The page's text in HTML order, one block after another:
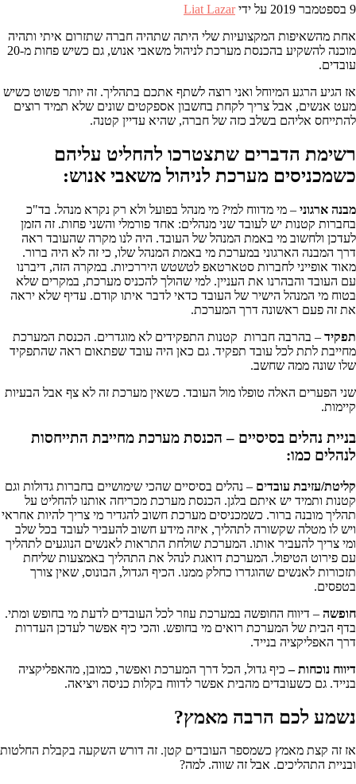
9 בספטמבר 2019 על ידיLiat Lazar
אחת מהשאיפות המקצועיות שלי היתה שתהיה חברה שתזרום איתי ותהיה
מוכנה להשקיע בהכנסת מערכת לניהול משאבי אנוש, גם כשיש פחות מ-20
עובדים.
אז הגיע הרגע המיוחל ואני רוצה לשתף אתכם בתהליך. זה יותר פשוט כשיש
מעט אנשים, אבל צריך לקחת בחשבון אספקטים שונים שלא תמיד רוצים
להתייחס אליהם בשלב כזה של חברה, שהיא עדיין קטנה.
רשימת הדברים שתצטרכו להחליט עליהם
כשמכניסים מערכת לניהול משאבי אנוש:
מבנה ארגוני – מי מדווח למי? מי מנהל בפועל ולא רק נקרא מנהל. בד"כ
בחברות קטנות יש לעובד שני מנהלים: אחד פורמלי והשני פחות. זה הזמן
לעדכן ולחשוב מי באמת המנהל של העובד. היה לנו מקרה שהעובד ראה
דרך המבנה הארגוני במערכת מי באמת המנהל שלו, כי זה לא היה ברור.
מאוד אופייני לחברות סטארטאפ לטשטש היררכיות. במקרה הזה, דיברנו
עם העובד והבהרנו את העניין. למי שהולך להכניס מערכת, במקרים שלא
בטוח מי המנהל הישיר של העובד כדאי לדבר איתו קודם. עדיף שלא יראה
את זה פעם ראשונה דרך המערכת.
תפקיד – בהרבה חברות קטנות התפקידים לא מוגדרים. הכנסת המערכת
מחייבת לתת לכל עובד תפקיד. גם כאן היה עובד שפתאום ראה שהתפקיד
שלו שונה ממה שחשב.
שני הפערים האלה טופלו מול העובד. כשאין מערכת זה לא צף אבל הבעיות
קיימות.
בניית נהלים בסיסיים – הכנסת מערכת מחייבת התייחסות
לנהלים כמו:
קליטת/עזיבת עובדים – נהלים בסיסיים שהכי שימושיים בחברות גדולות וגם
קטנות ותמיד יש איתם בלגן. הכנסת מערכת מכריחה אותנו להחליט על
תהליך מובנה ברור. כשמכניסים מערכת חשוב להגדיר מי צריך להיות אחראי
ויש לו מטלה שקשורה לתהליך, איזה מידע חשוב להעביר לעובד בכל שלב
ומי צריך להעביר אותו. המערכת שולחת התראות לאנשים הנוגעים לתהליך
עם פירוט הטיפול. המערכת דואגת לנהל את התהליך באמצעות שליחת
תזכורות לאנשים שהוגדרו כחלק ממנו. הכיף הגדול, הבונוס, שאין צורך
בטפסים.
חופשה – דיווח החופשה במערכת עוזר לכל העובדים לדעת מי בחופש ומתי.
בדף הבית של המערכת רואים מי בחופש. והכי כיף אפשר לעדכן העדרות
דרך האפליקציה בנייד.
דיווח נוכחות –כיף גדול, הכל דרך המערכת ואפשר, כמובן, מהאפליקציה
בנייד. גם כשעובדים מהבית אפשר לדווח בקלות כניסה ויציאה.
נשמע לכם הרבה מאמץ?
אז זה קצת מאמץ כשמספר העובדים קטן. זה דורש השקעה בקבלת החלטות
ובניית התהליכים. אבל זה שווה. למה?